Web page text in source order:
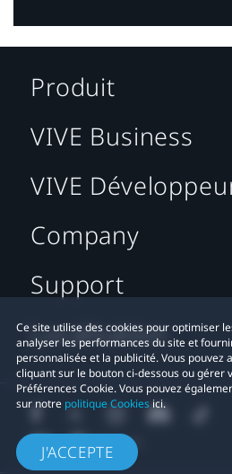
Ce site utilise des cookies pour optimiser
analyser les performances du site et
personnalisée et la publicité. Vous pouvez
cliquant sur le bouton ci-dessous ou gérer
Préférences Cookie. Vous pouvez
sur notre politique Cookiesici.
J'ACCEPTE
Produit
VIVE Business
VIVE
Company
Support
Localisation